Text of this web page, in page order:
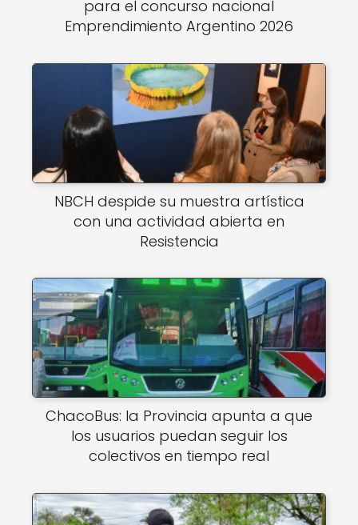
para el concurso nacional
Emprendimiento Argentino 2026
NBCH despide su muestra artística
con una actividad abierta en
Resistencia
ChacoBus: la Provincia apunta a que
los usuarios puedan seguir los
colectivos en tiempo real